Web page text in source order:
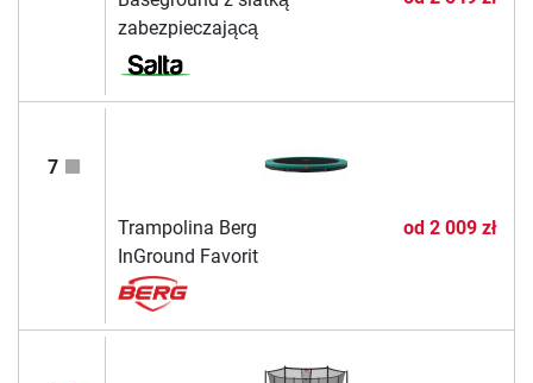
zabezpieczającą
7
Trampolina Berg
InGround Favorit
od 2 009 zł